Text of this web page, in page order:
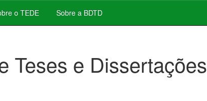
o TEDE Sobre a BDTD
Teses e Dissertações